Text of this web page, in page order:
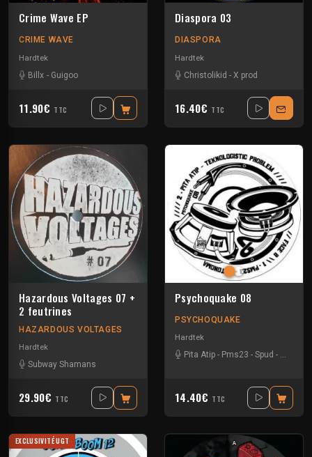
Crime Wave EP
CRIME WAVE
Hardtek
Billx - Guigoo
11.90€ TTC
Diaspora 03
DIASPORA
Hardtek
Christolikid - X prod
16.40€ TTC
Hazardous Voltages 07 +
2 feutrines
HAZARDOUS VOLTAGES
Hardtek
Subway Shamans
29.90€ TTC
Psychoquake 08
PSYCHOQUAKE
Hardtek
Pita Atip - Pms23 - Spud -
14.40€ TTC
EXCLUSIVITÉ UGT